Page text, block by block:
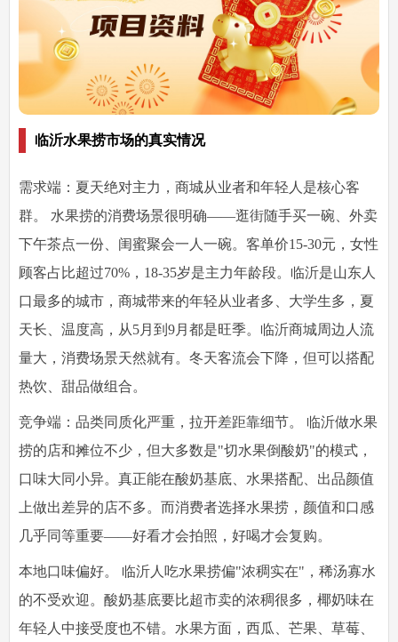
临沂水果捞市场的真实情况
需求端：夏天绝对主力，商城从业者和年轻人是核心客
群。
水果捞的消费场景很明确——逛街随手买一碗、外卖
下午茶点一份、闺蜜聚会一人一碗。客单价15-30元，女性
顾客占比超过70%，18-35岁是主力年龄段。临沂是山东人
口最多的城市，商城带来的年轻从业者多、大学生多，夏
天长、温度高，从5月到9月都是旺季。临沂商城周边人流
量大，消费场景天然就有。冬天客流会下降，但可以搭配
热饮、甜品做组合。
竞争端：品类同质化严重，拉开差距靠细节。
临沂做水果
捞的店和摊位不少，但大多数是"切水果倒酸奶"的模式，
口味大同小异。真正能在酸奶基底、水果搭配、出品颜值
上做出差异的店不多。而消费者选择水果捞，颜值和口感
几乎同等重要——好看才会拍照，好喝才会复购。
本地口味偏好。
临沂人吃水果捞偏"浓稠实在"，稀汤寡水
的不受欢迎。酸奶基底要比超市卖的浓稠很多，椰奶味在
年轻人中接受度也不错。水果方面，西瓜、芒果、草莓、